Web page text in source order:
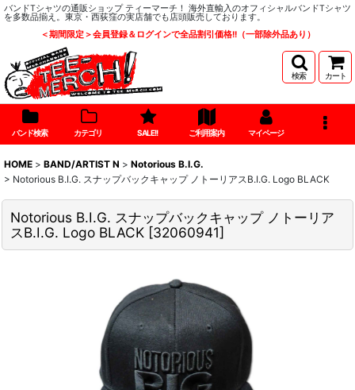
バンドTシャツの通販ショップ ティーマーチ！ 海外直輸入のオフィシャルバンドTシャツ
を多数品揃え。東京・西荻窪の実店舗でも店頭販売しております。
＜期間限定＞会員登録＆ログインで全品割引価格!!（一部除外品あり）
検索 カート
バンド検索 カテゴリ SALE!! ご利用案内 マイページ
HOME > BAND/ARTIST N > Notorious B.I.G.
> Notorious B.I.G. スナップバックキャップ ノトーリアスB.I.G. Logo BLACK
Notorious B.I.G. スナップバックキャップ ノトーリア
スB.I.G. Logo BLACK [32060941]